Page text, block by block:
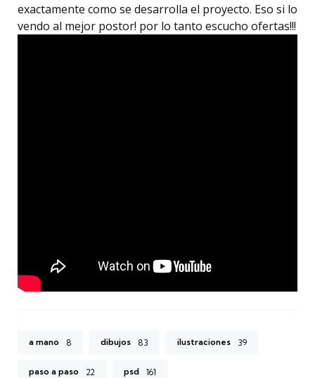
exactamente como se desarrolla el proyecto. Eso si lo
vendo al mejor postor! por lo tanto escucho ofertas!!!
a mano 8 dibujos 83 ilustraciones 39
paso a paso 22 psd 161